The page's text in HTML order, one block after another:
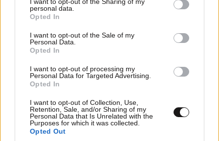
grant or deny consent to Google and its third-party tags to
use your data for below specified purposes in below Google
consent section.
personal data.
Opted In
I want to opt-out of the Sale of my
Personal Data.
Opted In
I want to opt-out of processing my
Personal Data for Targeted Advertising.
Opted In
I want to opt-out of Collection, Use,
Retention, Sale, and/or Sharing of my
Personal Data that Is Unrelated with the
Purposes for which it was collected.
Opted Out
TRENDING